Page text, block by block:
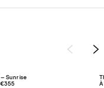
Sunrise